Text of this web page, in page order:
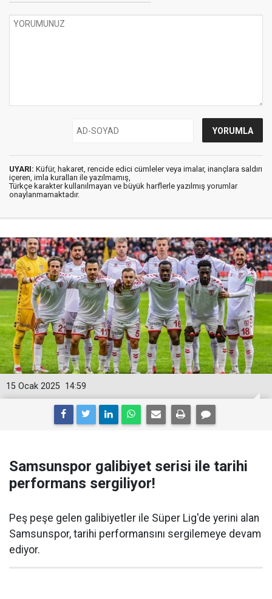
UYARI: Küfür, hakaret, rencide edici cümleler veya imalar, inançlara saldırı
içeren, imla kuralları ile yazılmamış,
Türkçe karakter kullanılmayan ve büyük harflerle yazılmış yorumlar
onaylanmamaktadır.
14:59
15 Ocak 2025
Samsunspor galibiyet serisi ile tarihi
performans sergiliyor!
Peş peşe gelen galibiyetler ile Süper Lig'de yerini alan
Samsunspor, tarihi performansını sergilemeye devam
ediyor.